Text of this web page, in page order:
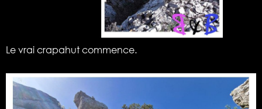
Le vrai crapahut commence.